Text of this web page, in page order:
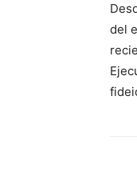
del